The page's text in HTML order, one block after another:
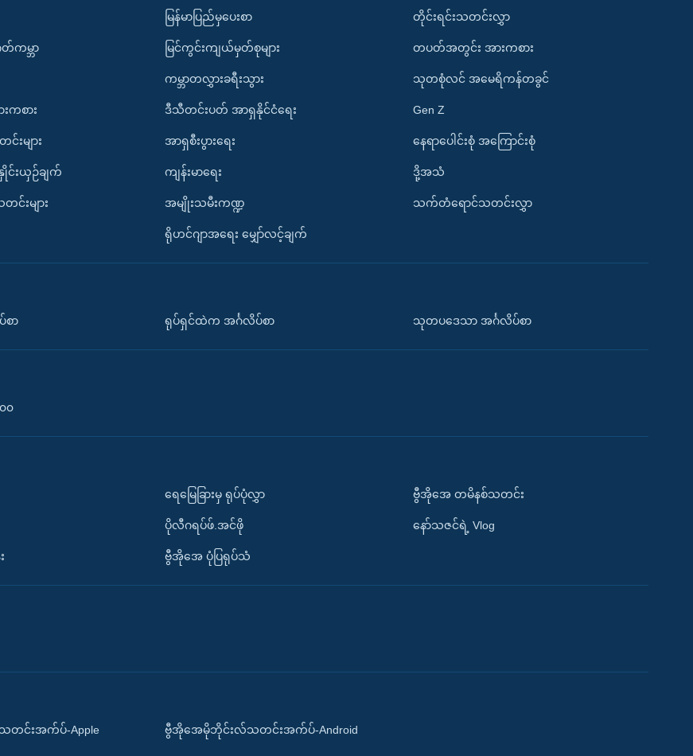
ကမ္ဘာ
ကစား
းများ
နှိုင်းယှဉ်ချက်
တင်းများ
မြန်မာပြည်မှပေးစာ
မြင်ကွင်းကျယ်မှတ်စုများ
ကမ္ဘာတလွှားခရီးသွား
ဒီသီတင်းပတ် အာရှနိုင်ငံရေး
အာရှစီးပွားရေး
ကျန်းမာရေး
အမျိုးသမီးကဏ္ဍ
ရိုဟင်ဂျာအရေး မျှော်လင့်ချက်
တိုင်းရင်းသတင်းလွှာ
တပတ်အတွင်း အားကစား
သုတစုံလင် အမေရိကန်တခွင်
Gen Z
နေရာပေါင်းစုံ အကြောင်းစုံ
ဒို့အသံ
သက်တံရောင်သတင်းလွှာ
စာ ရုပ်ရှင်ထဲက အင်္ဂလိပ်စာ သုတပဒေသာ အင်္ဂလိပ်စာ
၀
ရေမြေခြားမှ ရုပ်ပုံလွှာ
ပိုလီဂရပ်ဖ်.အင်ဖို
ဗွီအိုအေ ပုံပြရုပ်သံ
ဗွီအိုအေ တမိနစ်သတင်း
နော်သဇင်ရဲ့ Vlog
င်းအက်ပ်-Apple ဗွီအိုအေမိုဘိုင်းလ်သတင်းအက်ပ်-Android